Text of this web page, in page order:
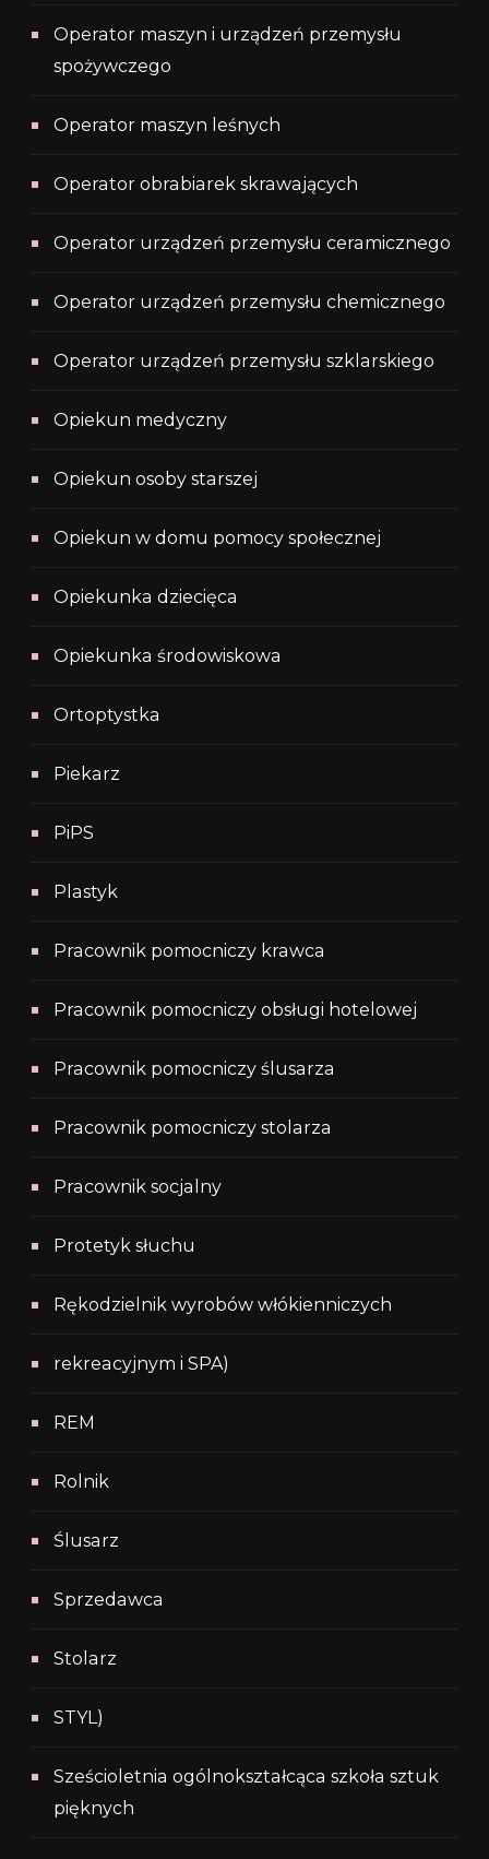
Operator maszyn i urządzeń przemysłu
spożywczego
Operator maszyn leśnych
Operator obrabiarek skrawających
Operator urządzeń przemysłu ceramicznego
Operator urządzeń przemysłu chemicznego
Operator urządzeń przemysłu szklarskiego
Opiekun medyczny
Opiekun osoby starszej
Opiekun w domu pomocy społecznej
Opiekunka dziecięca
Opiekunka środowiskowa
Ortoptystka
Piekarz
PiPS
Plastyk
Pracownik pomocniczy krawca
Pracownik pomocniczy obsługi hotelowej
Pracownik pomocniczy ślusarza
Pracownik pomocniczy stolarza
Pracownik socjalny
Protetyk słuchu
Rękodzielnik wyrobów włókienniczych
rekreacyjnym i SPA)
REM
Rolnik
Ślusarz
Sprzedawca
Stolarz
STYL)
Sześcioletnia ogólnokształcąca szkoła sztuk
pięknych